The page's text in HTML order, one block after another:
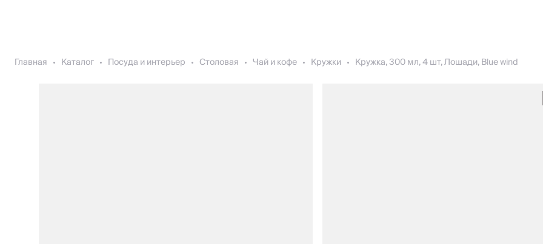
Главная Каталог Посуда и интерьер Столовая Чай и кофе Кружки Кружка, 300 мл, 4 шт, Лошади, Blue wind